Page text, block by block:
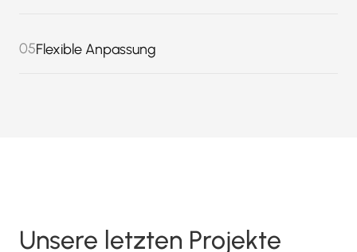
05Flexible Anpassung
Unsere letzten Projekte